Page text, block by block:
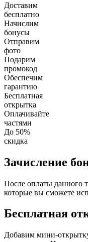
Доставим
бесплатно
Начислим
бонусы
Отправим
фото
Подарим
промокод
Обеспечим
гарантию
Бесплатная
открытка
Оплачивайте
частями
До 50%
скидка
Зачисление
После оплаты данного
которые вы сможете
Бесплатная
Добавим мини-